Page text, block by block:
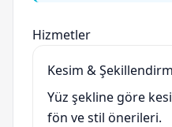
Hizmetler
Kesim &
Yüz şekline göre
fön ve stil önerileri.